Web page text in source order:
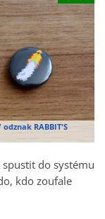
RABBIT'S
do systému
kdo zoufale